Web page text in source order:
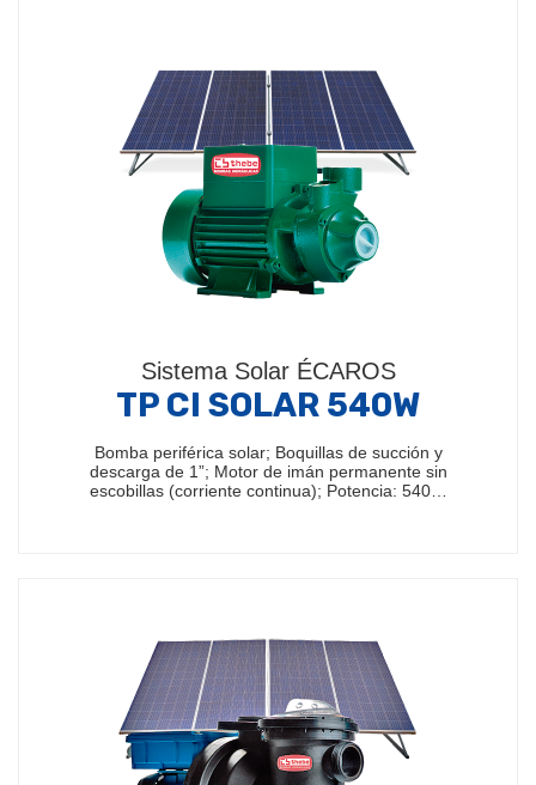
Sistema Solar ÉCAROS
TP CI SOLAR 540W
Bomba periférica solar; Boquillas de succión y
descarga de 1”; Motor de imán permanente sin
escobillas (corriente continua); Potencia: 540…